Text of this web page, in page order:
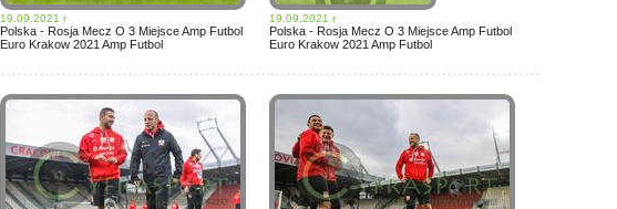
19.09.2021 r
Polska - Rosja Mecz O 3 Miejsce Amp Futbol
Euro Krakow 2021 Amp Futbol
19.09.2021 r
Polska - Rosja Mecz O 3 Miejsce Amp Futbol
Euro Krakow 2021 Amp Futbol